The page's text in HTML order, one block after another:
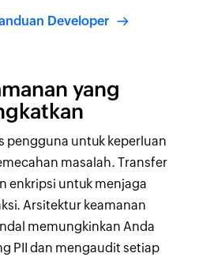
Developer
yang
pengguna untuk keperluan
masalah. Transfer
enkripsi untuk menjaga
Arsitektur keamanan
memungkinkan Anda
PII dan mengaudit setiap